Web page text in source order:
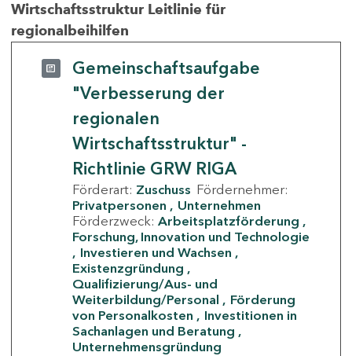
Wirtschaftsstruktur Leitlinie für
regionalbeihilfen
Gemeinschaftsaufgabe
"Verbesserung der
regionalen
Wirtschaftsstruktur" -
Richtlinie GRW RIGA
Förderart: Zuschuss Fördernehmer:
Privatpersonen
Unternehmen
Förderzweck: Arbeitsplatzförderung
Forschung, Innovation und Technologie
Investieren und Wachsen
Existenzgründung
Qualifizierung/Aus- und
Weiterbildung/Personal
Förderung
von Personalkosten
Investitionen in
Sachanlagen und Beratung
Unternehmensgründung